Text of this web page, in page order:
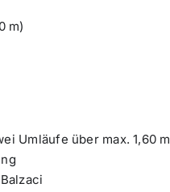
m)
Umläufe über max. 1,60 m